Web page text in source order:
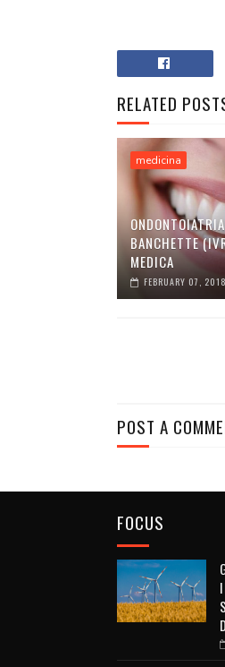
RELATED
medicina
BANCHETTE
MEDICA
FEBRUARY 07, 2018
POST A
FOCUS